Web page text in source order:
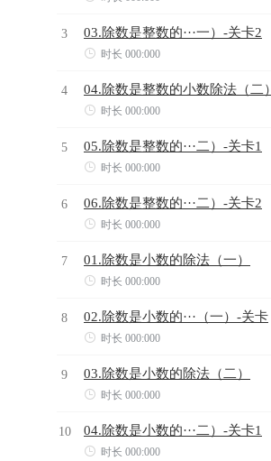
3 03.除数是整数的···一）-关卡2
 时长 000:000
4 04.除数是整数的小数除法（二）
 时长 000:000
5 05.除数是整数的···二）-关卡1
 时长 000:000
6 06.除数是整数的···二）-关卡2
 时长 000:000
7 01.除数是小数的除法（一）
 时长 000:000
8 02.除数是小数的···（一）-关卡
 时长 000:000
9 03.除数是小数的除法（二）
 时长 000:000
10 04.除数是小数的···二）-关卡1
 时长 000:000